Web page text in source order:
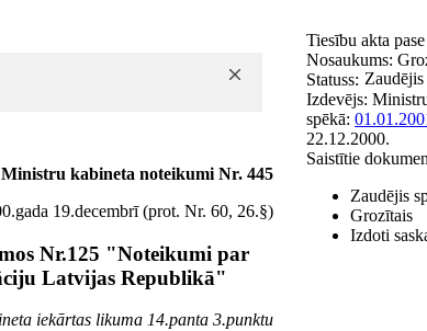
Ministru kabineta noteikumi Nr. 445
19.decembrī (prot. Nr. 60, 26.§)
Nr.125 "Noteikumi par
Latvijas Republikā"
iekārtas likuma 14.panta 3.punktu
Tiesību akta pase
Nosaukums:
Statuss: Zaudējis
Izdevējs:
spēkā:
22.12.2000.
Saistītie
Zaudējis
Grozītais
Izdoti